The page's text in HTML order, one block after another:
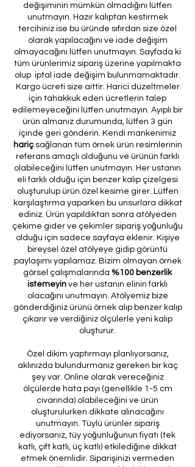
değişiminin mümkün olmadığını lütfen
unutmayın. Hazır kalıptan kestirmek
tercihiniz ise bu üründe sıfırdan size özel
olarak yapılacağını ve iade değişim
olmayacağını lütfen unutmayın. Sayfada ki
tüm ürünlerimiz sipariş üzerine yapılmakta
olup iptal iade değişim bulunmamaktadır.
Kargo ücreti size aittir. Harici düzeltmeler
için tahakkuk eden ücretlerin talep
edilemeyeceğini lütfen unutmayın. Ayıplı bir
ürün almanız durumunda, lütfen 3 gün
içinde geri gönderin. Kendi mankenimiz
hariçsağlanan tüm örnek ürün resimlerinin
referans amaçlı olduğunu ve ürünün farklı
olabileceğini lütfen unutmayın. Her ustanın
eli farklı olduğu için benzer kalıp çizelgesi
oluşturulup ürün özel kesime girer. Lütfen
karşılaştırma yaparken bu unsurlara dikkat
ediniz. Ürün yapıldıktan sonra atölyeden
çekime gider ve çekimler sipariş yoğunluğu
olduğu için sadece sayfaya eklenir. Kişiye
bireysel özel atölyeye gidip görüntü
paylaşımı yapılamaz. Bizim olmayan örnek
görsel çalışmalarında %100 benzerlik
istemeyin ve her ustanın elinin farklı
olacağını unutmayın. Atölyemiz bize
gönderdiğiniz ürünü örnek alıp benzer kalıp
çıkarır ve verdiğiniz ölçülerle yeni kalıp
oluşturur.
Özel dikim yaptırmayı planlıyorsanız,
aklınızda bulundurmanız gereken bir kaç
şey var. Online olarak vereceğiniz
ölçülerde hata payı (genellikle 1-5 cm
civarında) olabileceğini ve ürün
oluşturulurken dikkate alınacağını
unutmayın. Tüylü ürünler sipariş
ediyorsanız, tüy yoğunluğunun fiyatı (tek
katlı, çift katlı, üç katlı) etkilediğine dikkat
etmek önemlidir. Siparişinizi vermeden